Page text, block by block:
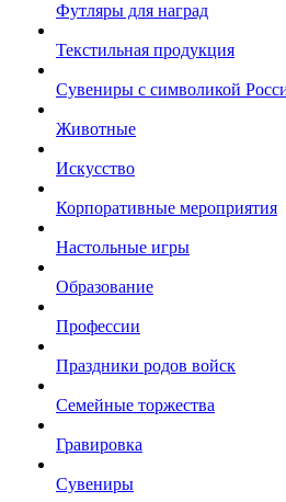
Футляры для наград
Текстильная продукция
Сувениры с символикой
Животные
Искусство
Корпоративные мероприятия
Настольные игры
Образование
Профессии
Праздники родов войск
Семейные торжества
Гравировка
Сувениры